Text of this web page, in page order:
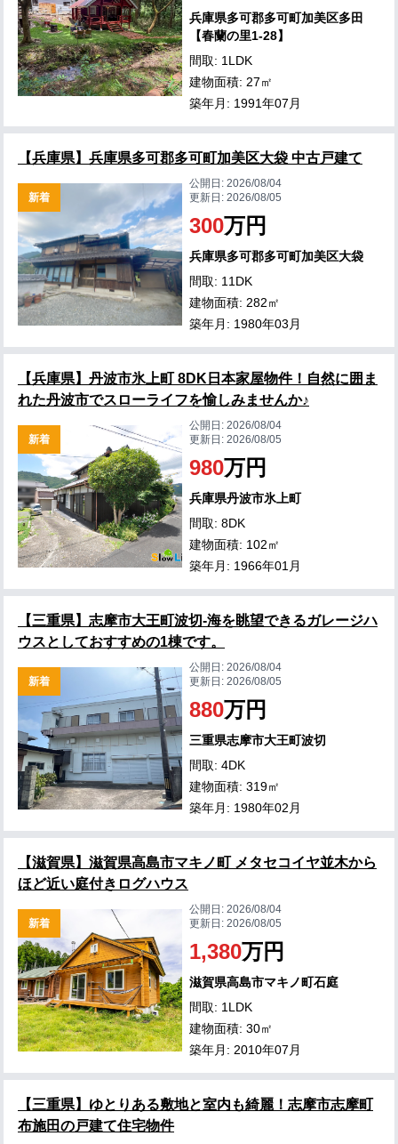
兵庫県多可郡多可町加美区多田
【春蘭の里1-28】
間取: 1LDK
建物面積: 27㎡
築年月: 1991年07月
【兵庫県】兵庫県多可郡多可町加美区大袋 中古戸建て
新着
公開日:2026/08/04
更新日:2026/08/05
300万円
兵庫県多可郡多可町加美区大袋
間取: 11DK
建物面積: 282㎡
築年月: 1980年03月
【兵庫県】丹波市氷上町 8DK日本家屋物件！自然に囲ま
れた丹波市でスローライフを愉しみませんか♪
新着
公開日:2026/08/04
更新日:2026/08/05
980万円
兵庫県丹波市氷上町
間取: 8DK
建物面積: 102㎡
築年月: 1966年01月
【三重県】志摩市大王町波切-海を眺望できるガレージハ
ウスとしておすすめの1棟です。
新着
公開日:2026/08/04
更新日:2026/08/05
880万円
三重県志摩市大王町波切
間取: 4DK
建物面積: 319㎡
築年月: 1980年02月
【滋賀県】滋賀県高島市マキノ町 メタセコイヤ並木から
ほど近い庭付きログハウス
新着
公開日:2026/08/04
更新日:2026/08/05
1,380万円
滋賀県高島市マキノ町石庭
間取: 1LDK
建物面積: 30㎡
築年月: 2010年07月
【三重県】ゆとりある敷地と室内も綺麗！志摩市志摩町
布施田の戸建て住宅物件